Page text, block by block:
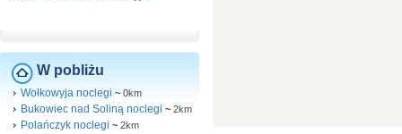
W pobliżu
Wołkowyja noclegi ~ 0km
Bukowiec nad Soliną noclegi ~ 2km
Polańczyk noclegi ~ 2km